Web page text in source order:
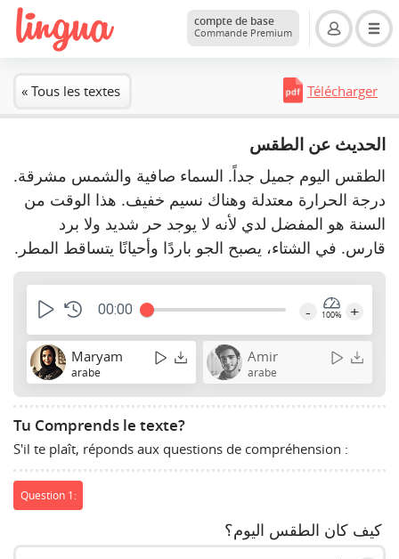
compte de base
Commande Premium
« Tous les textes Télécharger
الحديث عن الطقس
الطقس اليوم جميل جداً. السماء صافية والشمس مشرقة.
درجة الحرارة معتدلة وهناك نسيم خفيف. هذا الوقت من
السنة هو المفضل لدي لأنه لا يوجد حر شديد ولا برد
قارس. في الشتاء، يصبح الجو باردًا وأحيانًا يتساقط المطر.
00:00 - 100% +
Maryam
arabe
Amir
arabe
Tu Comprends le texte?
S'il te plaît, réponds aux questions de compréhension :
Question 1:
كيف كان الطقس اليوم؟